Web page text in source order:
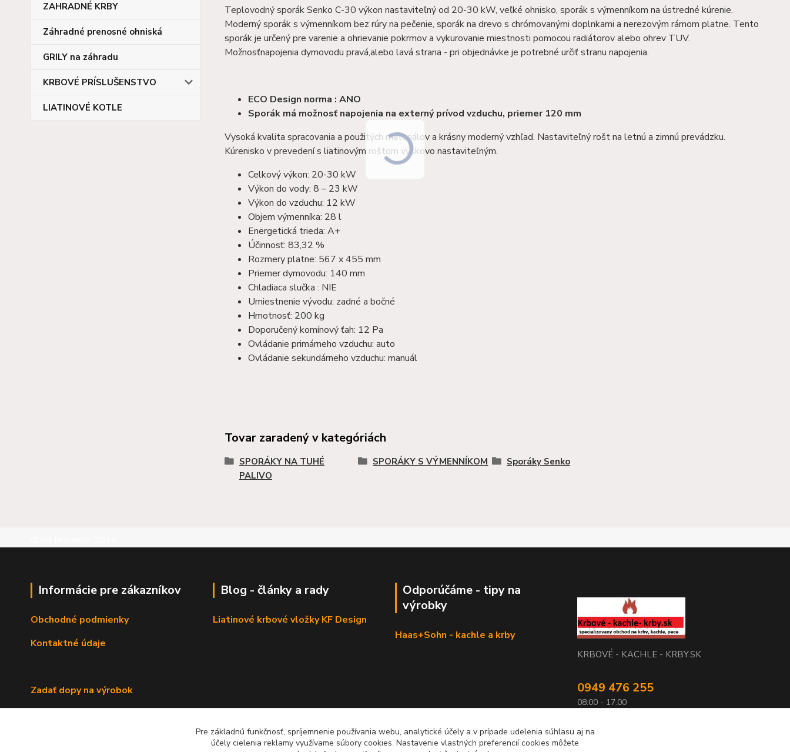
ZAHRADNÉ KRBY
Záhradné prenosné ohniská
GRILY na záhradu
KRBOVÉ PRÍSLUŠENSTVO
LIATINOVÉ KOTLE
Teplovodný sporák Senko C-30 výkon nastaviteľný od 20-30 kW, veľké ohnisko, sporák s výmenníkom na ústredné kúrenie.
Moderný sporák s výmenníkom bez rúry na pečenie, sporák na drevo s chrómovanými doplnkami a nerezovým rámom platne. Tento
sporák je určený pre varenie a ohrievanie pokrmov a vykurovanie miestnosti pomocou radiátorov alebo ohrev TUV.
Možnosťnapojenia dymovodu pravá,alebo lavá strana - pri objednávke je potrebné určiť stranu napojenia.
ECO Design norma : ANO
Sporák má možnosť napojenia na externý prívod vzduchu, priemer 120 mm
Vysoká kvalita spracovania a použitých materiálov a krásny moderný vzhľad. Nastaviteľný rošt na letnú a zimnú prevádzku.
Kúrenisko v prevedení s liatinovým roštom výškovo nastaviteľným.
Celkový výkon: 20-30 kW
Výkon do vody: 8 – 23 kW
Výkon do vzduchu: 12 kW
Objem výmenníka: 28 l
Energetická trieda: A+
Účinnosť: 83,32 %
Rozmery platne: 567 x 455 mm
Priemer dymovodu: 140 mm
Chladiaca slučka : NIE
Umiestnenie vývodu: zadné a bočné
Hmotnosť: 200 kg
Doporučený komínový ťah: 12 Pa
Ovládanie primárneho vzduchu: auto
Ovládanie sekundárneho vzduchu: manuál
Tovar zaradený v kategóriách
SPORÁKY NA TUHÉ
PALIVO
SPORÁKY S VÝMENNÍKOM Sporáky Senko
Informácie pre zákazníkov
Obchodné podmienky
Kontaktné údaje
Zadať dopy na výrobok
Blog - články a rady
Liatinové krbové vložky KF Design
Odporúčáme - tipy na
výrobky
Haas+Sohn - kachle a krby
KRBOVÉ - KACHLE - KRBY.SK
0949 476 255
08:00 - 17.00
Pre základnú funkčnosť, spríjemnenie používania webu, analytické účely a v prípade udelenia súhlasu aj na
účely cielenia reklamy využívame súbory cookies. Nastavenie vlastných preferencií cookies môžete